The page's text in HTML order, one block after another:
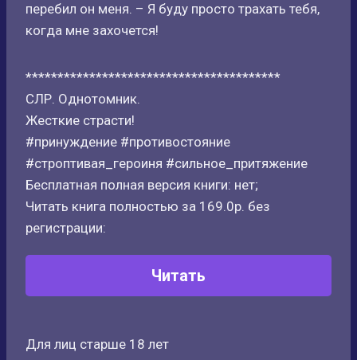
перебил он меня. – Я буду просто трахать тебя,
когда мне захочется!
****************************************
СЛР. Однотомник.
Жесткие страсти!
#принуждение #противостояние
#строптивая_героиня #сильное_притяжение
Бесплатная полная версия книги: нет;
Читать книга полностью за 169.0р. без
регистрации:
Читать
Для лиц старше 18 лет